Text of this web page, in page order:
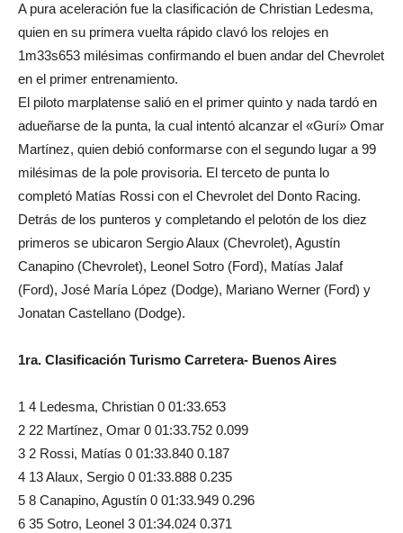
A pura aceleración fue la clasificación de Christian Ledesma,
quien en su primera vuelta rápido clavó los relojes en
1m33s653 milésimas confirmando el buen andar del Chevrolet
en el primer entrenamiento.
El piloto marplatense salió en el primer quinto y nada tardó en
adueñarse de la punta, la cual intentó alcanzar el «Gurí» Omar
Martínez, quien debió conformarse con el segundo lugar a 99
milésimas de la pole provisoria. El terceto de punta lo
completó Matías Rossi con el Chevrolet del Donto Racing.
Detrás de los punteros y completando el pelotón de los diez
primeros se ubicaron Sergio Alaux (Chevrolet), Agustín
Canapino (Chevrolet), Leonel Sotro (Ford), Matías Jalaf
(Ford), José María López (Dodge), Mariano Werner (Ford) y
Jonatan Castellano (Dodge).
1ra. Clasificación Turismo Carretera- Buenos Aires
1 4 Ledesma, Christian 0 01:33.653
2 22 Martínez, Omar 0 01:33.752 0.099
3 2 Rossi, Matías 0 01:33.840 0.187
4 13 Alaux, Sergio 0 01:33.888 0.235
5 8 Canapino, Agustín 0 01:33.949 0.296
6 35 Sotro, Leonel 3 01:34.024 0.371